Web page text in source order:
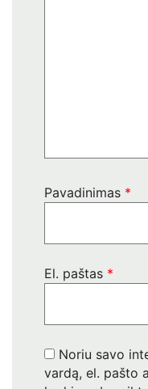
Pavadinimas *
El. paštas *
Noriu savo
vardą, el. pašto